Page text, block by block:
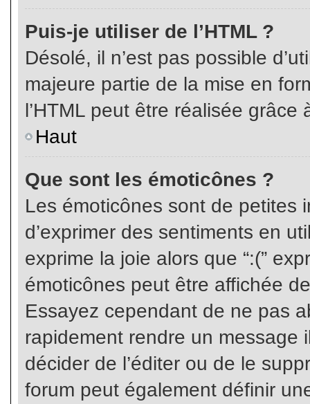
Puis-je utiliser de l’HTML ?
Désolé, il n’est pas possible
majeure partie de la mise en
l’HTML peut être réalisée grâce
Haut
Que sont les émoticônes ?
Les émoticônes sont de petites
d’exprimer des sentiments en
exprime la joie alors que “:(”
émoticônes peut être affichée
Essayez cependant de ne pas
rapidement rendre un message
décider de l’éditer ou de le
forum peut également définir